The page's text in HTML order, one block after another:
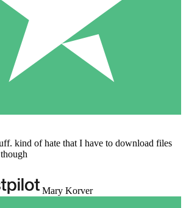
kind of hate that I have to download files
Mary Korver